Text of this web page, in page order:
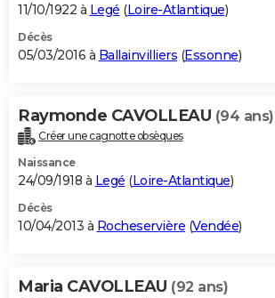
11/10/1922 à Legé (Loire-Atlantique)
Décès
05/03/2016 à Ballainvilliers (Essonne)
Raymonde CAVOLLEAU (94 ans)
Créer une cagnotte obsèques
Naissance
24/09/1918 à Legé (Loire-Atlantique)
Décès
10/04/2013 à Rocheservière (Vendée)
Maria CAVOLLEAU (92 ans)